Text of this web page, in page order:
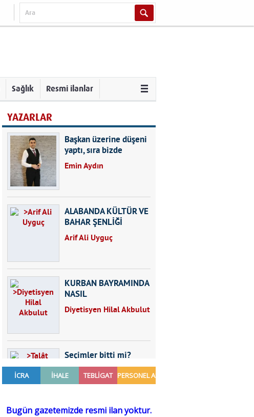
Sağlık Resmi ilanlar
YAZARLAR
Başkan üzerine düşeni
yaptı, sıra bizde
Emin Aydın
ALABANDA KÜLTÜR VE
BAHAR ŞENLİĞİ
Arif Ali Uyguç
KURBAN BAYRAMINDA
NASIL
BESLENMELİYİZ?
Diyetisyen Hilal Akbulut
Seçimler bitti mi?
Talât Yörük